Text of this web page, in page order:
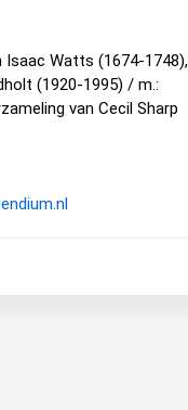
Isaac Watts (1674-1748),
(1920-1995) / m.:
van Cecil Sharp